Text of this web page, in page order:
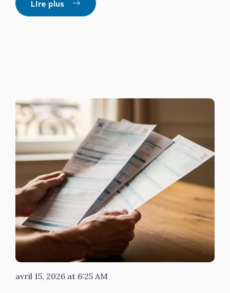
Lire plus
avril 15, 2026 at 6:25 AM